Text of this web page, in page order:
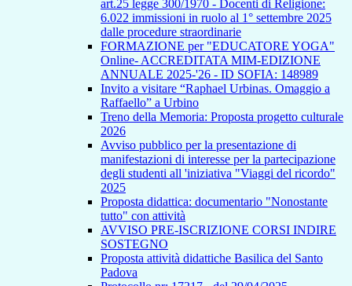
art.25 legge 300/1970 - Docenti di Religione:
6.022 immissioni in ruolo al 1° settembre 2025
dalle procedure straordinarie
FORMAZIONE per "EDUCATORE YOGA"
Online- ACCREDITATA MIM-EDIZIONE
ANNUALE 2025-'26 - ID SOFIA: 148989
Invito a visitare “Raphael Urbinas. Omaggio a
Raffaello” a Urbino
Treno della Memoria: Proposta progetto culturale
2026
Avviso pubblico per la presentazione di
manifestazioni di interesse per la partecipazione
degli studenti all 'iniziativa "Viaggi del ricordo"
2025
Proposta didattica: documentario "Nonostante
tutto" con attività
AVVISO PRE-ISCRIZIONE CORSI INDIRE
SOSTEGNO
Proposta attività didattiche Basilica del Santo
Padova